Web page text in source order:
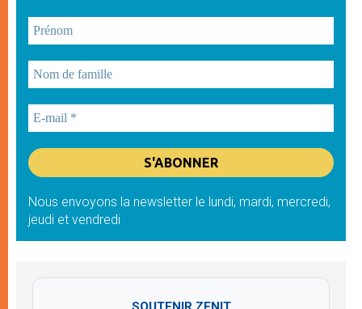
Nous envoyons la newsletter le lundi, mardi, mercredi,
jeudi et vendredi